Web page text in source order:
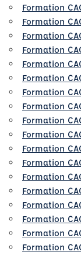
Formation
Formation
Formation
Formation
Formation
Formation
Formation
Formation
Formation
Formation
Formation
Formation
Formation
Formation
Formation
Formation
Formation
Formation